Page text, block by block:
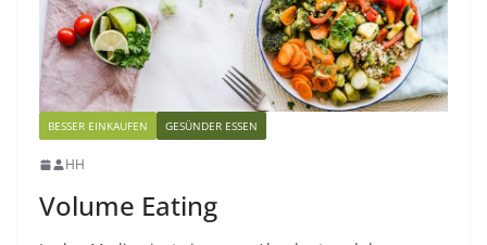
BESSER EINKAUFEN GESÜNDER ESSEN
HH
Volume Eating